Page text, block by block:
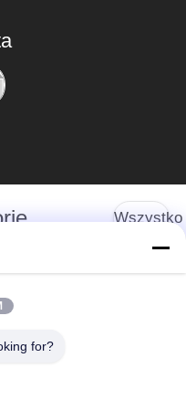
Wszystko
for?